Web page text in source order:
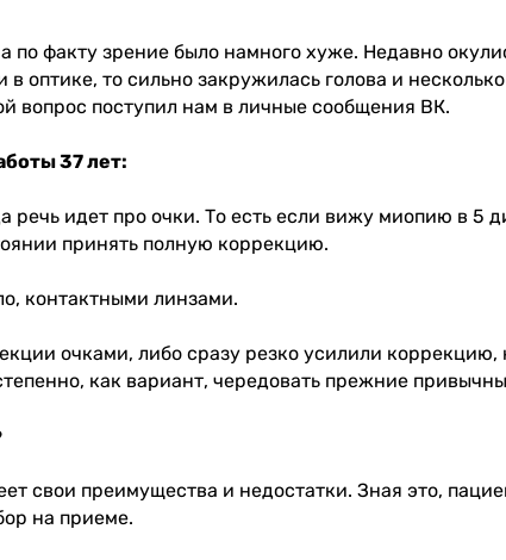
по факту зрение было намного хуже. Недавно
то сильно закружилась голова и
вопрос поступил нам в личные сообщения ВК.
37 лет:
идет про очки. То есть если вижу миопию в 5
принять полную коррекцию.
контактными линзами.
очками, либо сразу резко усилили коррекцию,
как вариант, чередовать прежние
свои преимущества и недостатки. Зная это,
на приеме.